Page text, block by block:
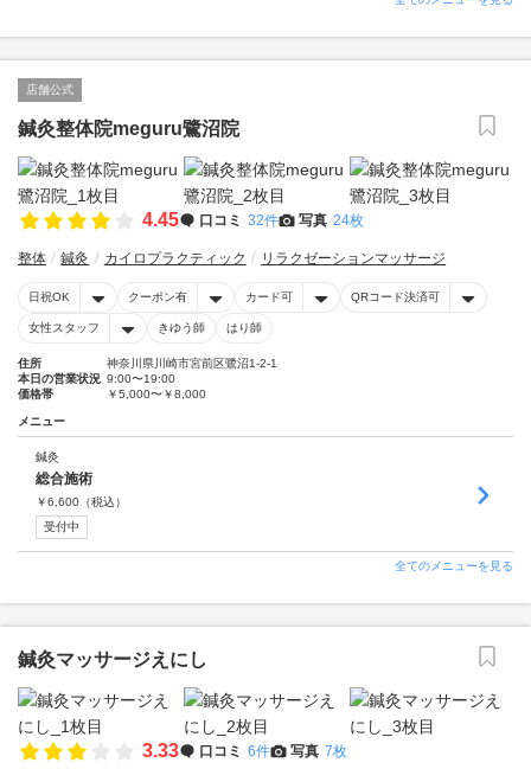
店舗公式
鍼灸整体院meguru鷺沼院
4.45 口コミ 32件 写真 24枚
整体 鍼灸 カイロプラクティック リラクゼーションマッサージ
日祝OK クーポン有 カード可 QRコード決済可
女性スタッフ きゆう師 はり師
住所
神奈川県川崎市宮前区鷺沼1-2-1
本日の営業状況 9:00〜19:00
価格帯
￥5,000〜￥8,000
メニュー
鍼灸
総合施術
￥6,600 （税込）
受付中
全てのメニューを見る
鍼灸マッサージえにし
3.33 口コミ 6件 写真 7枚